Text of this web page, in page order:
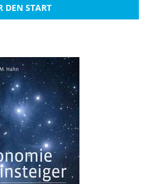
DEN START